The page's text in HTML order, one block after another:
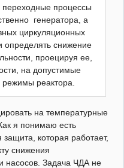
переходные процессы
генератора, а
циркуляционных
определять снижение
проецируя ее,
на допустимые
реактора.
на температурные
я понимаю есть
которая работает,
снижения
насосов. Задача ЧДА не